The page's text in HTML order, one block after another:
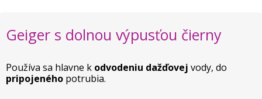
Geiger s dolnou výpusťou čierny
Používa sa hlavne k odvodeniu dažďovej vody, do
pripojeného potrubia.